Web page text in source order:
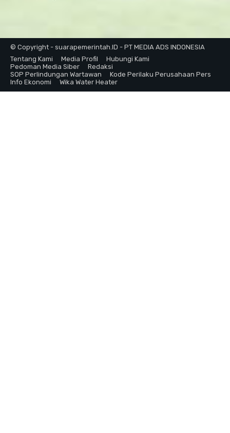
© Copyright - suarapemerintah.ID - PT MEDIA ADS INDONESIA
Tentang Kami
Media Profil
Hubungi Kami
Pedoman Media Siber
Redaksi
SOP Perlindungan Wartawan
Kode Perilaku Perusahaan Pers
Info Ekonomi
Wika Water Heater